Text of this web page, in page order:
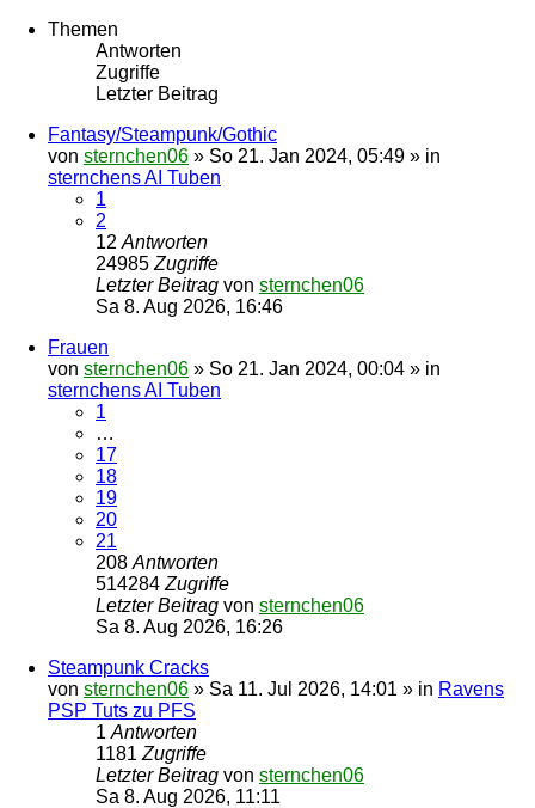
Themen
Antworten
Zugriffe
Letzter Beitrag
Fantasy/Steampunk/Gothic
von sternchen06 » So 21. Jan 2024, 05:49 » in
sternchens AI Tuben
1
2
12 Antworten
24985 Zugriffe
Letzter Beitrag von sternchen06
Sa 8. Aug 2026, 16:46
Frauen
von sternchen06 » So 21. Jan 2024, 00:04 » in
sternchens AI Tuben
1
…
17
18
19
20
21
208 Antworten
514284 Zugriffe
Letzter Beitrag von sternchen06
Sa 8. Aug 2026, 16:26
Steampunk Cracks
von sternchen06 » Sa 11. Jul 2026, 14:01 » in Ravens
PSP Tuts zu PFS
1 Antworten
1181 Zugriffe
Letzter Beitrag von sternchen06
Sa 8. Aug 2026, 11:11